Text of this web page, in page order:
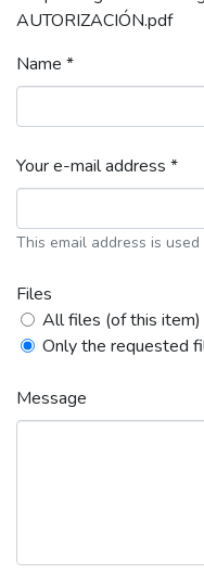
AUTORIZACIÓN.pdf
Name *
Your e-mail address *
This email address is
Files
All files (of this item)
Only the requested
Message